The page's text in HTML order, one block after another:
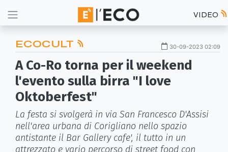
VIDEO
ECOCULT 30-09-2023 02:09
A Co-Ro torna per il weekend
l'evento sulla birra "I love
Oktoberfest"
La festa si svolgerà in via San Francesco D'Assisi
nell'area urbana di Corigliano nello spazio
antistante il Bar Gallery cafe', il tutto in un
attrezzato e vario percorso di street food con